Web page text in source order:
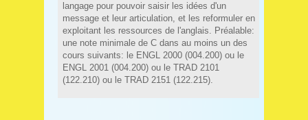
langage pour pouvoir saisir les idées d'un
message et leur articulation, et les reformuler en
exploitant les ressources de l'anglais. Préalable:
une note minimale de C dans au moins un des
cours suivants: le ENGL 2000 (004.200) ou le
ENGL 2001 (004.200) ou le TRAD 2101
(122.210) ou le TRAD 2151 (122.215).